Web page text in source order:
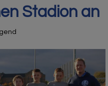
Stadion an